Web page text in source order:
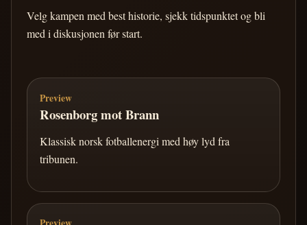
Velg kampen med best historie, sjekk tidspunktet og bli
med i diskusjonen før start.
Preview
Rosenborg mot Brann
Klassisk norsk fotballenergi med høy lyd fra
tribunen.